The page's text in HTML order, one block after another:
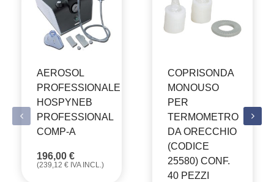
AEROSOL
PROFESSIONALE
HOSPYNEB
PROFESSIONAL
COMP-A
196,00 €
(239,12 € IVA INCL.)
COPRISONDA
MONOUSO
PER
TERMOMETRO
DA ORECCHIO
(CODICE
25580) CONF.
40 PEZZI